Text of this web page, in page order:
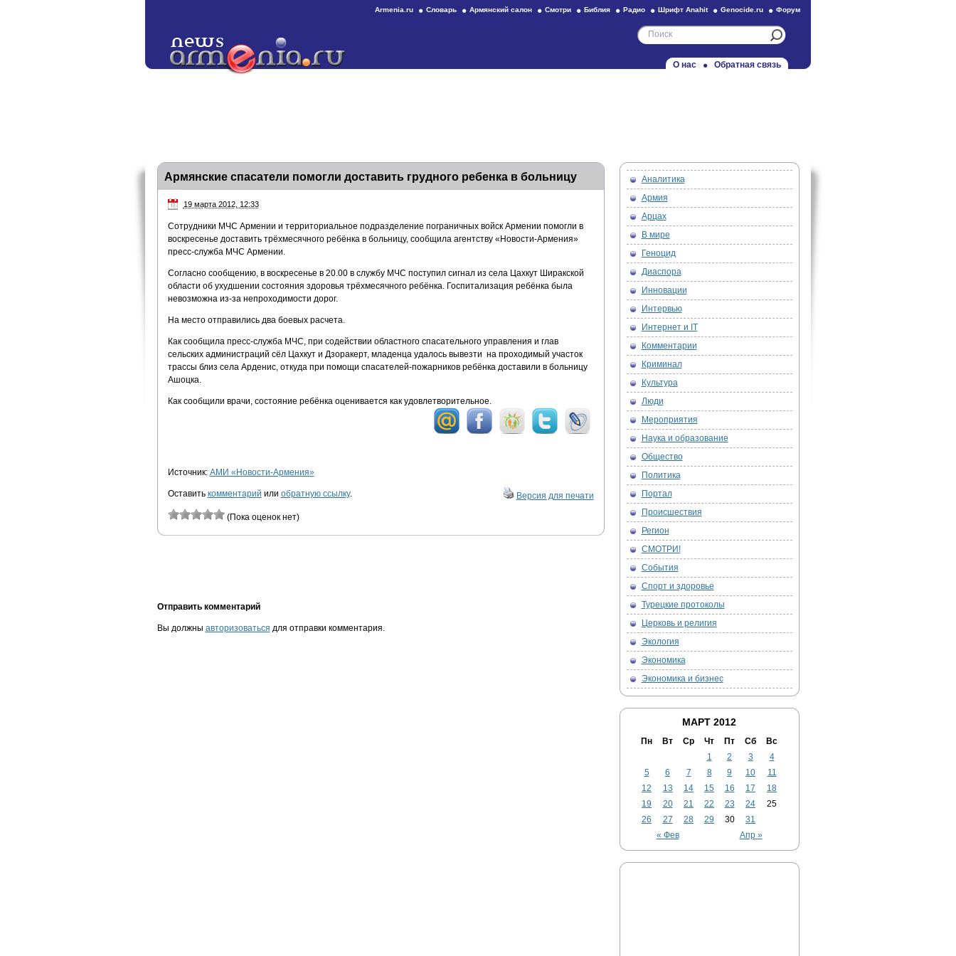
Armenia.ru Словарь Армянский салон Смотри Библия Радио Шрифт Anahit Genocide.ru Форум
О нас Обратная связь
Армянские спасатели помогли доставить грудного ребенка в больницу
19 марта 2012, 12:33
Сотрудники МЧС Армении и территориальное подразделение пограничных войск Армении помогли в
воскресенье доставить трёхмесячного ребёнка в больницу, сообщила агентству «Новости-Армения»
пресс-служба МЧС Армении.
Согласно сообщению, в воскресенье в 20.00 в службу МЧС поступил сигнал из села Цахкут Ширакской
области об ухудшении состояния здоровья трёхмесячного ребёнка. Госпитализация ребёнка была
невозможна из-за непроходимости дорог.
На место отправились два боевых расчета.
Как сообщила пресс-служба МЧС, при содействии областного спасательного управления и глав
сельских администраций сёл Цахкут и Дзоракерт, младенца удалось вывезти на проходимый участок
трассы близ села Арденис, откуда при помощи спасателей-пожарников ребёнка доставили в больницу
Ашоцка.
Как сообщили врачи, состояние ребёнка оценивается как удовлетворительное.
Источник: АМИ «Новости-Армения»
Оставить комментарий или обратную ссылку. Версия для печати
(Пока оценок нет)
Отправить комментарий
Вы должны авторизоваться для отправки комментария.
Аналитика
Армия
Арцах
В мире
Геноцид
Диаспора
Инновации
Интервью
Интернет и IT
Комментарии
Криминал
Культура
Люди
Мероприятия
Наука и образование
Общество
Политика
Портал
Происшествия
Регион
СМОТРИ!
События
Спорт и здоровье
Турецкие протоколы
Церковь и религия
Экология
Экономика
Экономика и бизнес
МАРТ 2012
Пн Вт Ср Чт Пт Сб Вс
« Фев Апр »
1 2 3
4
5
6 7 8 9 10
11
12
13 14 15 16 17
18
19
20 21 22 23 24
25
26
27 28 29 30 31